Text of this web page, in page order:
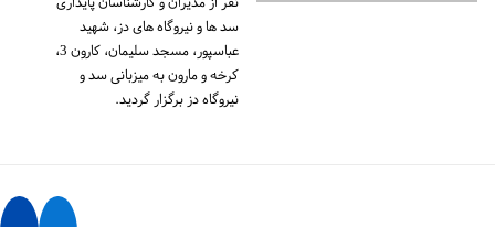
سد ها و نیروگاه های دز، شهید
کرخه و مارون به میزبانی سد و
نیروگاه دز برگزار گردید.